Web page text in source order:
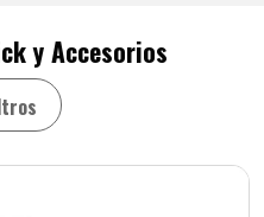
y Accesorios